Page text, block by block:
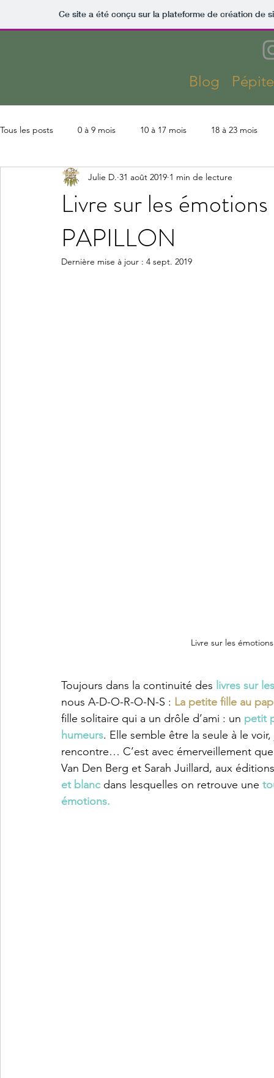
Ce site a été conçu sur la plateforme de création de
Blog
Tous les posts 0 à 9 mois 10 à 17 mois 18 à 23 mois
Lectures Montessori Parentalité
Aménagements & finitions
Livre sur les
PAPILLON
Julie D. 31 août 2019 1 min de lecture
Dernière mise à jour : 4 sept. 2019
Livre sur les
Toujours dans la continuité des livres sur
nous A-D-O-R-O-N-S : La petite fille au
fille solitaire qui a un drôle d’ami : un petit
humeurs. Elle semble être la seule à le
rencontre… C’est avec émerveillement
Van Den Berg et Sarah Juillard, aux
et blanc dans lesquelles on retrouve une
émotions.